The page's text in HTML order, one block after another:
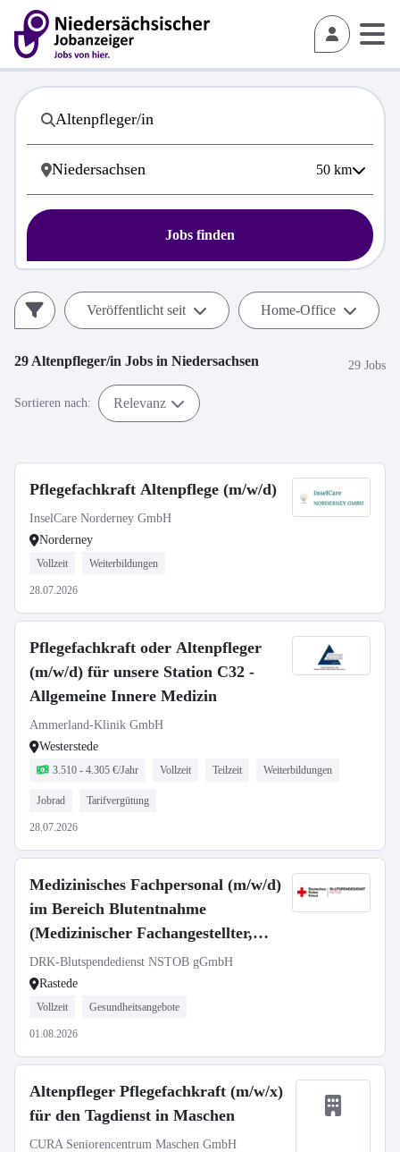
50 km
Jobs finden
Veröffentlicht seit Home-Office
29 Altenpfleger/in Jobs in Niedersachsen 29 Jobs
Sortieren nach: Relevanz
Pflegefachkraft Altenpflege (m/w/d)
InselCare Norderney GmbH
Norderney
Vollzeit Weiterbildungen
28.07.2026
Pflegefachkraft oder Altenpfleger
(m/w/d) für unsere Station C32 -
Allgemeine Innere Medizin
Ammerland-Klinik GmbH
Westerstede
3.510 - 4.305 €/Jahr Vollzeit Teilzeit Weiterbildungen
Jobrad Tarifvergütung
28.07.2026
Medizinisches Fachpersonal (m/w/d)
im Bereich Blutentnahme
(Medizinischer Fachangestellter,
Rettungssanitäter, Notfallsanitäter,
Gesundheitspfleger/Krankenpfleger,
Altenpfleger, Arzthelfer (m/w/d))
DRK-Blutspendedienst NSTOB gGmbH
Rastede
Vollzeit Gesundheitsangebote
01.08.2026
Altenpfleger Pflegefachkraft (m/w/x)
für den Tagdienst in Maschen
CURA Seniorencentrum Maschen GmbH